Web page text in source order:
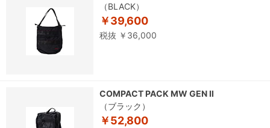
（BLACK）
￥39,600
税抜 ￥36,000
COMPACT PACK MW GEN Ⅱ
（ブラック）
￥52,800